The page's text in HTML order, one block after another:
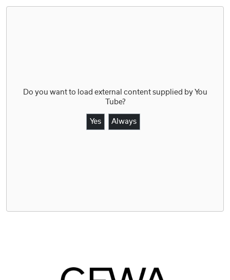
Do you want to load external content supplied by You
Tube?
Yes Always